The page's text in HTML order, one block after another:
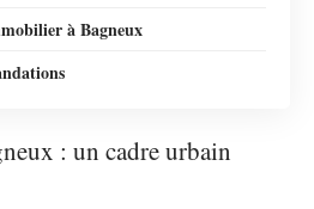
à Bagneux
: un cadre urbain